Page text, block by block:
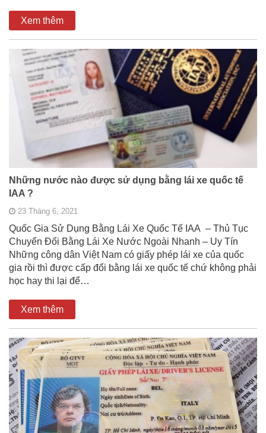
Xem thêm
Những nước nào được sử dụng bằng lái xe quốc tế
IAA ?
23 Tháng 6, 2021
Quốc Gia Sử Dụng Bằng Lái Xe Quốc Tế IAA – Thủ Tục
Chuyển Đổi Bằng Lái Xe Nước Ngoài Nhanh – Uy Tín
Những công dân Việt Nam có giấy phép lái xe của quốc
gia rồi thì được cấp đổi bằng lái xe quốc tế chứ không phải
học hay thi lại để…
Xem thêm